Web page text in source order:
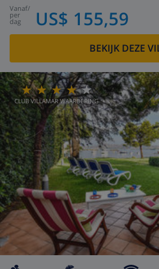
vanaf/
per
dag US$ 155,59
BEKIJK DEZE
CLUB VILLAMAR WAARDERING